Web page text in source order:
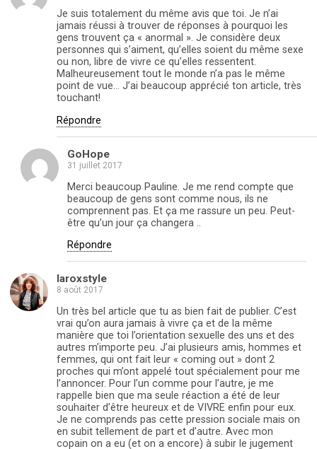
Je suis totalement du même avis que toi. Je n’ai
jamais réussi à trouver de réponses à pourquoi les
gens trouvent ça « anormal ». Je considère deux
personnes qui s’aiment, qu’elles soient du même sexe
ou non, libre de vivre ce qu’elles ressentent.
Malheureusement tout le monde n’a pas le même
point de vue… J’ai beaucoup apprécié ton article, très
touchant!
Répondre
GoHope
31 juillet 2017
Merci beaucoup Pauline. Je me rend compte que
beaucoup de gens sont comme nous, ils ne
comprennent pas. Et ça me rassure un peu. Peut-
être qu’un jour ça changera ..
Répondre
laroxstyle
8 août 2017
Un très bel article que tu as bien fait de publier. C’est
vrai qu’on aura jamais à vivre ça et de la même
manière que toi l’orientation sexuelle des uns et des
autres m’importe peu. J’ai plusieurs amis, hommes et
femmes, qui ont fait leur « coming out » dont 2
proches qui m’ont appelé tout spécialement pour me
l’annoncer. Pour l’un comme pour l’autre, je me
rappelle bien que ma seule réaction a été de leur
souhaiter d’être heureux et de VIVRE enfin pour eux.
Je ne comprends pas cette pression sociale mais on
en subit tellement de part et d’autre. Avec mon
copain on a eu (et on a encore) à subir le jugement